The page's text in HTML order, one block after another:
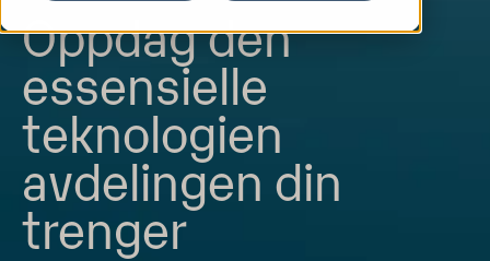
Oppdag den
essensielle
teknologien
avdelingen din
trenger